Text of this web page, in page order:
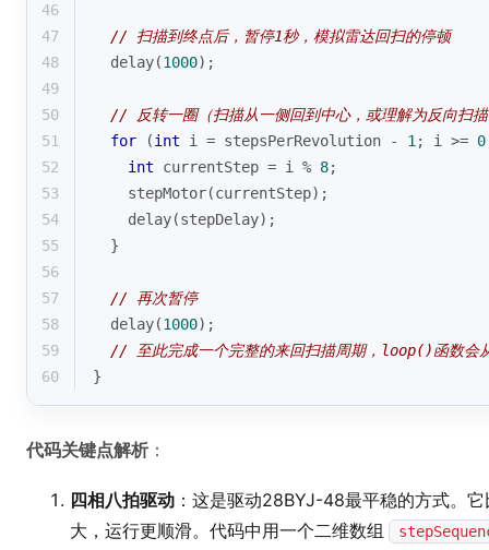
46
47
// 扫描到终点后，暂停1秒，模拟雷达回扫的停顿
48
delay(1000);
49
50
// 反转一圈（扫描从一侧回到中心，或理解为反向扫
51
for (int i = stepsPerRevolution - 1 ; i >= 0
52
int currentStep = i % 8;
53
stepMotor(currentStep);
54
delay(stepDelay);
55
  }
56
57
// 再次暂停
58
delay(1000);
59
// 至此完成一个完整的来回扫描周期，loop()函数会
60
}
代码关键点解析 ：
四相八拍驱动 ：这是驱动28BYJ-48最平稳的方式。
大，运行更顺滑。代码中用一个二维数组